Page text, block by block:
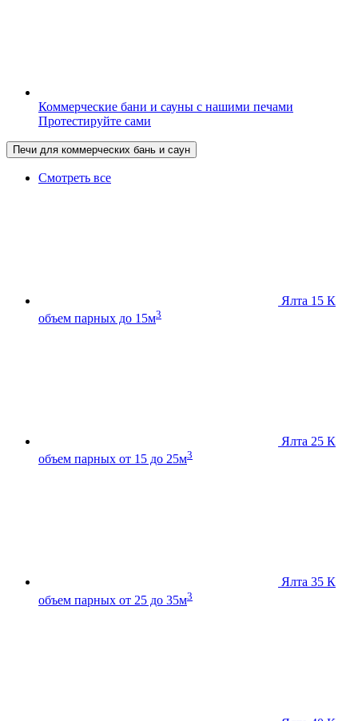
Коммерческие бани и сауны с нашими печами
Протестируйте сами
Печи для коммерческих бань и саун
Смотреть все
Ялта 15 К
объем парных до 15м3
Ялта 25 К
объем парных от 15 до 25м3
Ялта 35 К
объем парных от 25 до 35м3